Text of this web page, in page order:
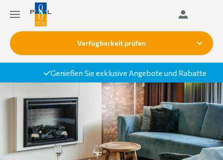
Verfügbarkeit prüfen
Genießen Sie exklusive Angebote und Rabatte